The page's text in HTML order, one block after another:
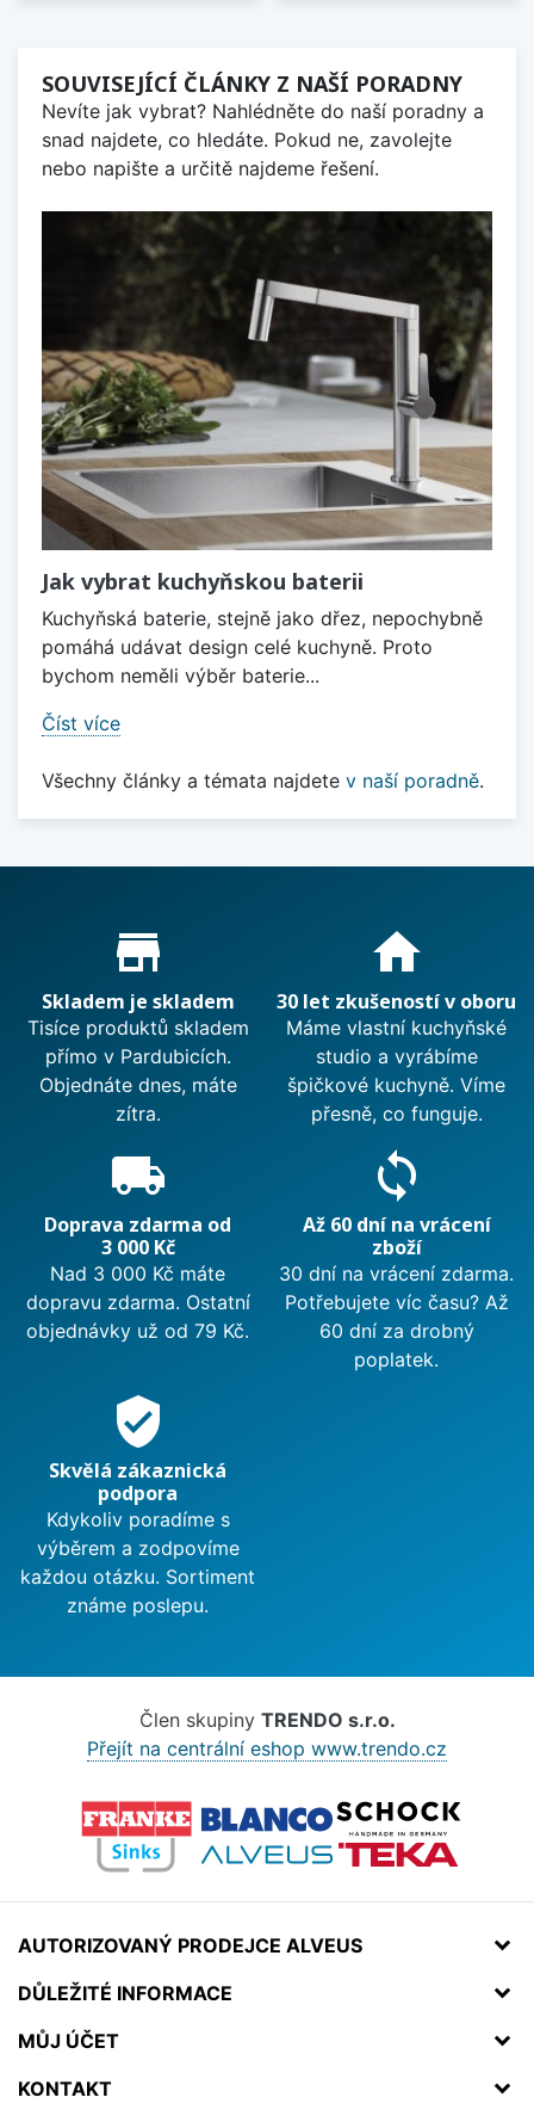
SOUVISEJÍCÍ ČLÁNKY Z NAŠÍ PORADNY
Nevíte jak vybrat? Nahlédněte do naší poradny a
snad najdete, co hledáte. Pokud ne, zavolejte
nebo napište a určitě najdeme řešení.
Jak vybrat kuchyňskou baterii
Kuchyňská baterie, stejně jako dřez, nepochybně
pomáhá udávat design celé kuchyně. Proto
bychom neměli výběr baterie...
Číst více
Všechny články a témata najdete v naší poradně.
Proč nakupovat u nás?
store_mall_directory
Skladem je skladem
Tisíce produktů skladem
přímo v Pardubicích.
Objednáte dnes, máte
zítra.
home
30 let zkušeností v oboru
Máme vlastní kuchyňské
studio a vyrábíme
špičkové kuchyně. Víme
přesně, co funguje.
local_shipping
Doprava zdarma od
3 000 Kč
Nad 3 000 Kč máte
dopravu zdarma. Ostatní
objednávky už od 79 Kč.
sync
Až 60 dní na vrácení
zboží
30 dní na vrácení zdarma.
Potřebujete víc času? Až
60 dní za drobný
poplatek.
verified_user
Skvělá zákaznická
podpora
Kdykoliv poradíme s
výběrem a zodpovíme
každou otázku. Sortiment
známe poslepu.
Člen skupiny TRENDO s.r.o.
Přejít na centrální eshop www.trendo.cz
AUTORIZOVANÝ PRODEJCE ALVEUS
DŮLEŽITÉ INFORMACE
MŮJ ÚČET
KONTAKT